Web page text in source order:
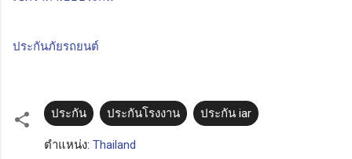
ประกันภัยรถยนต์
ประกัน ประกันโรงงาน ประกัน iar
ตำแหน่ง: Thailand